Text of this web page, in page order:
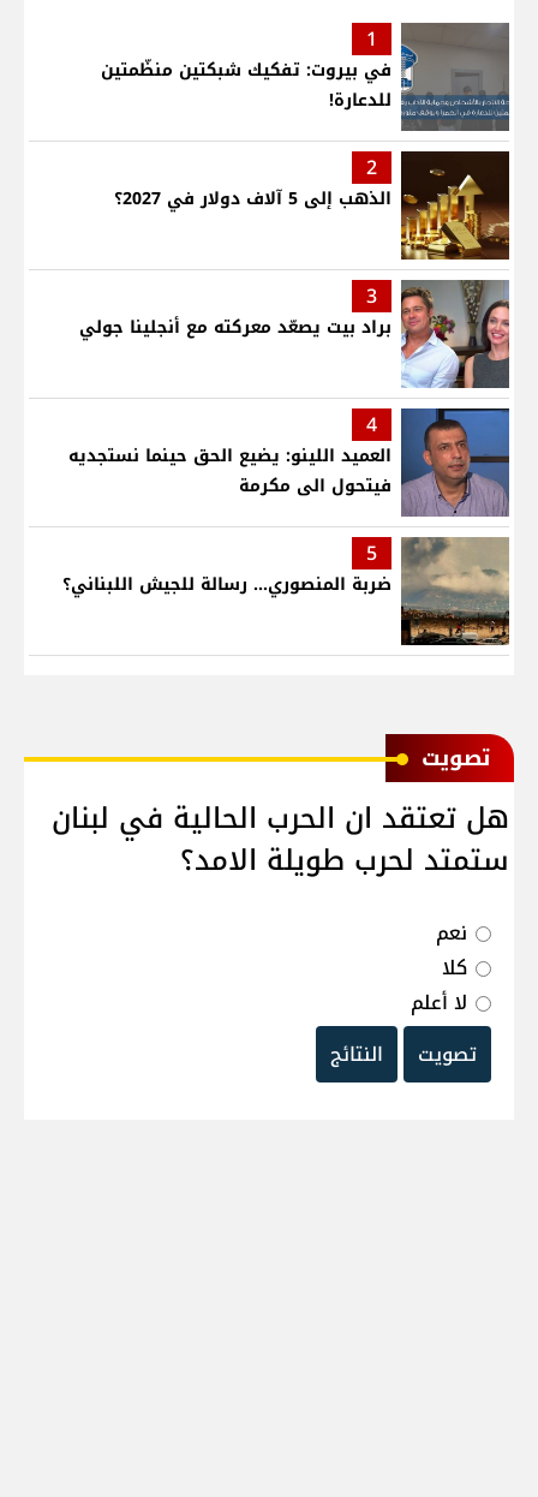
1
في بيروت: تفكيك شبكتين منظّمتين
للدعارة!
2
الذهب إلى 5 آلاف دولار في 2027؟
3
براد بيت يصعّد معركته مع أنجلينا جولي
4
العميد اللينو: يضيع الحق حينما نستجديه
فيتحول الى مكرمة
5
ضربة المنصوري... رسالة للجيش اللبناني؟
ﺗﺼﻮﻳﺖ
هل تعتقد ان الحرب الحالية في لبنان
ستمتد لحرب طويلة الامد؟
نعم
كلا
لا أعلم
تصويت
النتائج